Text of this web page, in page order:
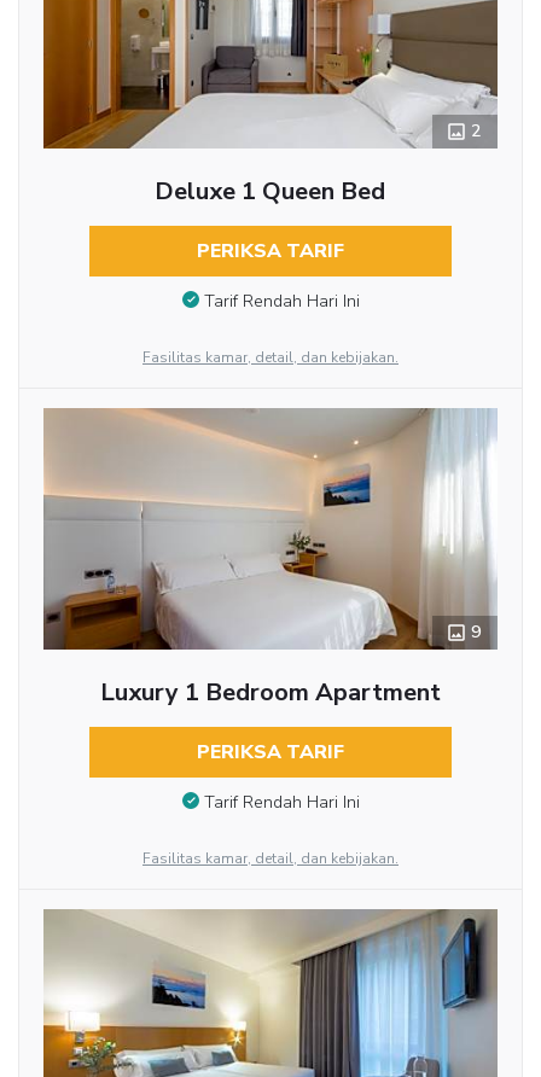
2
Deluxe 1 Queen Bed
PERIKSA TARIF
Tarif Rendah Hari Ini
Fasilitas kamar, detail, dan kebijakan.
9
Luxury 1 Bedroom Apartment
PERIKSA TARIF
Tarif Rendah Hari Ini
Fasilitas kamar, detail, dan kebijakan.